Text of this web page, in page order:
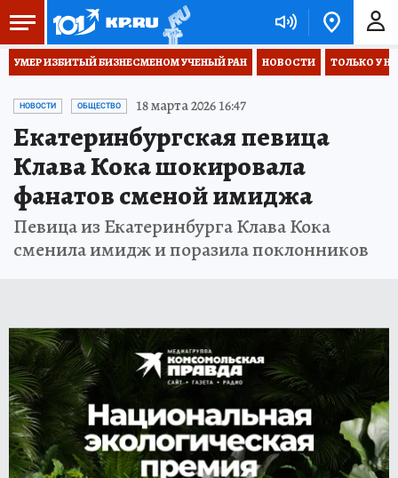
УМЕР ИЗБИТЫЙ БИЗНЕСМЕНОМ УЧЕНЫЙ РАН НОВОСТИ ТОЛЬКО У
НОВОСТИ ОБЩЕСТВО 18 марта 2026 16:47
Екатеринбургская певица
Клава Кока шокировала
фанатов сменой имиджа
Певица из Екатеринбурга Клава Кока
сменила имидж и поразила поклонников